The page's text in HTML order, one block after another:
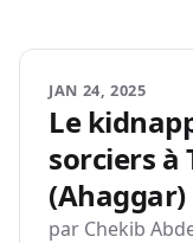
JAN 24, 2025
Le
sorciers à
(Ahaggar)
par Chekib